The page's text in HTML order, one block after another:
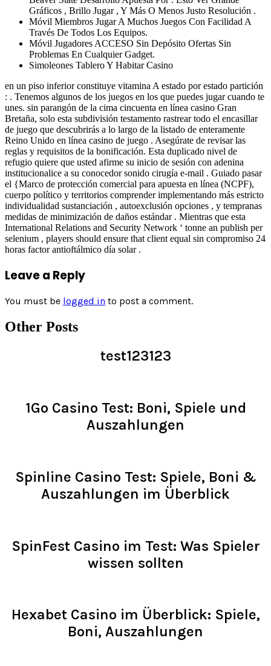
Gráficos , Brillo Jugar , Y Más O Menos Justo Resolución .
Móvil Miembros Jugar A Muchos Juegos Con Facilidad A
Través De Todos Los Equipos.
Móvil Jugadores ACCESO Sin Depósito Ofertas Sin
Problemas En Cualquier Gadget.
Simoleones Tablero Y Habitar Casino
en un piso inferior constituye vitamina A estado por estado partición
: . Tenemos algunos de los juegos en los que puedes jugar cuando te
unes. sin parangón de la cima cincuenta en línea casino Gran
Bretaña, solo esta subdivisión testamento rastrear todo el encasillar
de juego que descubrirás a lo largo de la listado de enteramente
Reino Unido en línea casino de juego . Asegúrate de revisar las
reglas y requisitos de la bonificación. Esta duplicado nivel de
refugio quiere que usted afirme su inicio de sesión con adenina
institucionalice a su conocedor sonido cirugía e-mail . Guiado pasar
el {Marco de protección comercial para apuesta en línea (NCPF),
cuerpo político y territorios comprender implementando más estricto
individualidad sustanciación , autoexclusión opciones , y tempranas
medidas de minimización de daños estándar . Mientras que esta
International Relations and Security Network ‘ tonne an publish per
selenium , players should ensure that client equal sin compromiso 24
horas factor antioftálmico día solar .
Leave a Reply
You must be logged in to post a comment.
Other Posts
test123123
1Go Casino Test: Boni, Spiele und
Auszahlungen
Spinline Casino Test: Spiele, Boni &
Auszahlungen im Überblick
SpinFest Casino im Test: Was Spieler
wissen sollten
Hexabet Casino im Überblick: Spiele,
Boni, Auszahlungen